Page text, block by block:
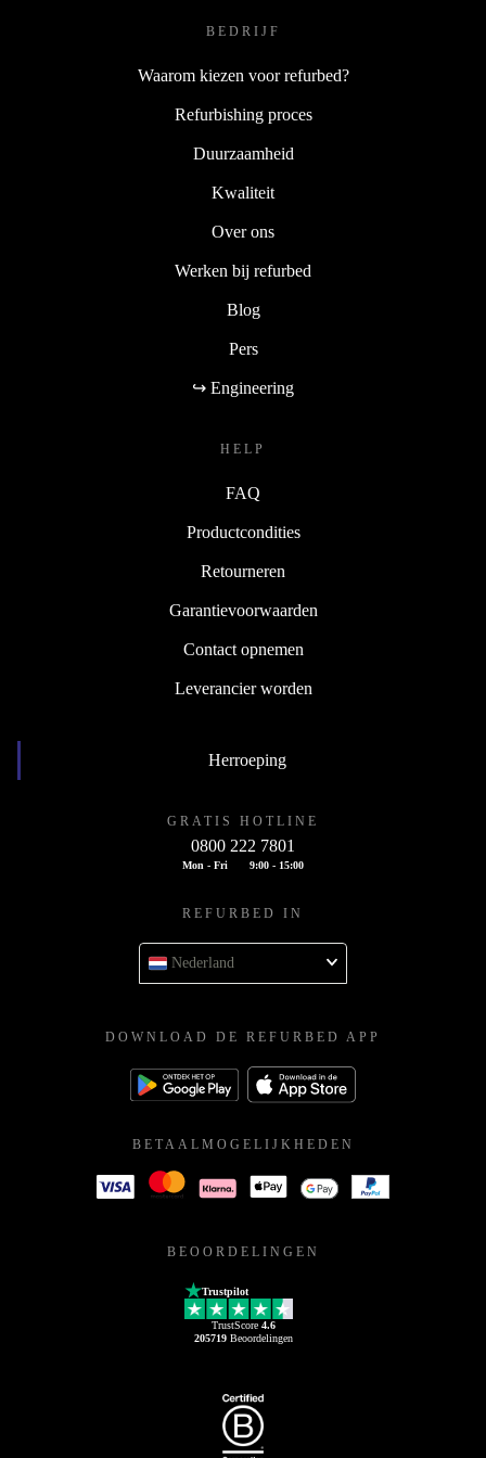
BEDRIJF
Waarom kiezen voor refurbed?
Refurbishing proces
Duurzaamheid
Kwaliteit
Over ons
Werken bij refurbed
Blog
Pers
↪ Engineering
HELP
FAQ
Productcondities
Retourneren
Garantievoorwaarden
Contact opnemen
Leverancier worden
Herroeping
GRATIS HOTLINE
0800 222 7801
Mon - Fri 9:00 - 15:00
REFURBED IN
Nederland
DOWNLOAD DE REFURBED APP
BETAALMOGELIJKHEDEN
BEOORDELINGEN
Trustpilot
TrustScore 4.6
205719Beoordelingen